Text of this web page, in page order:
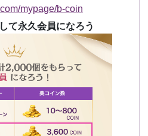
mypage/b-coin
て永久会員になろう